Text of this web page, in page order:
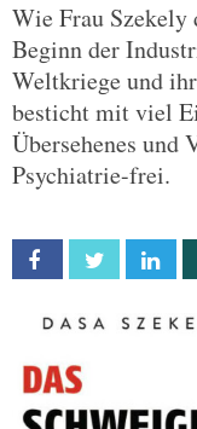
Wie Frau Szekely
Beginn der
Weltkriege und
besticht mit viel
Übersehenes und
Psychiatrie-frei.
Facebook Twitter